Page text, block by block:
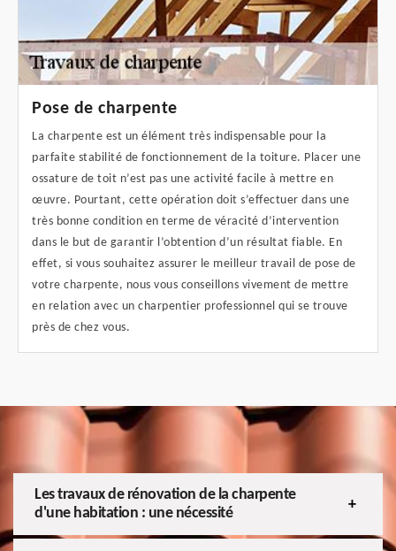
Pose de charpente
La charpente est un élément très indispensable pour la
parfaite stabilité de fonctionnement de la toiture. Placer une
ossature de toit n’est pas une activité facile à mettre en
œuvre. Pourtant, cette opération doit s’effectuer dans une
très bonne condition en terme de véracité d’intervention
dans le but de garantir l’obtention d’un résultat fiable. En
effet, si vous souhaitez assurer le meilleur travail de pose de
votre charpente, nous vous conseillons vivement de mettre
en relation avec un charpentier professionnel qui se trouve
près de chez vous.
Les travaux de rénovation de la charpente
d'une habitation : une nécessité